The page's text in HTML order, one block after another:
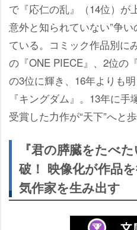
で『応仁の乱』（14位）が
意外と知られていない”争
ている。コミック作品別に
の『ONE PIECE』、2位の
の3位に輝き、16年よりも
『キングダム』。13年に
受賞した力作が“天下”へと
『君の膵臓をたべ
破！ 映像化が作品
気作家を生み出す